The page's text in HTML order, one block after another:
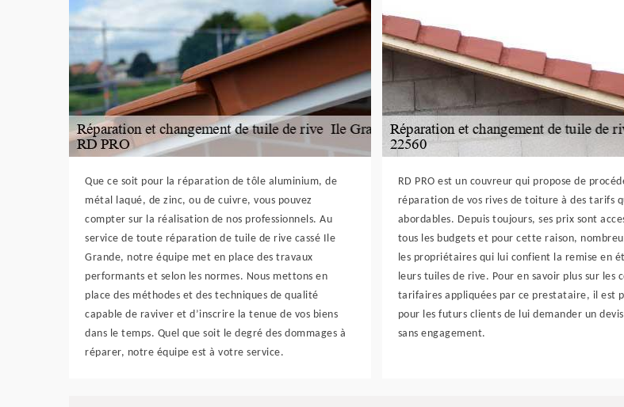
Que ce soit pour la réparation de tôle aluminium, de
métal laqué, de zinc, ou de cuivre, vous pouvez
compter sur la réalisation de nos professionnels. Au
service de toute réparation de tuile de rive cassé Ile
Grande, notre équipe met en place des travaux
performants et selon les normes. Nous mettons en
place des méthodes et des techniques de qualité
capable de raviver et d’inscrire la tenue de vos biens
dans le temps. Quel que soit le degré des dommages à
réparer, notre équipe est à votre service.
RD PRO est un couvreur qui propose de
réparation de vos rives de toiture à des tarifs
abordables. Depuis toujours, ses prix sont
tous les budgets et pour cette raison,
les propriétaires qui lui confient la remise en
leurs tuiles de rive. Pour en savoir plus sur les
tarifaires appliquées par ce prestataire, il est
pour les futurs clients de lui demander un
sans engagement.